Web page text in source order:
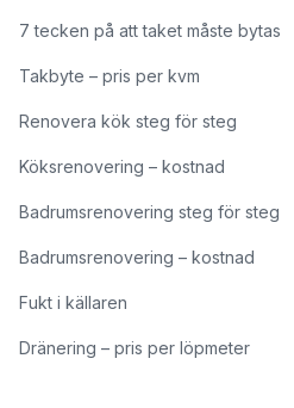
7 tecken på att taket måste bytas
Takbyte – pris per kvm
Renovera kök steg för steg
Köksrenovering – kostnad
Badrumsrenovering steg för steg
Badrumsrenovering – kostnad
Fukt i källaren
Dränering – pris per löpmeter